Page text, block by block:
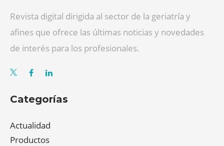
Revista digital dirigida al sector de la geriatría y
afines que ofrece las últimas noticias y novedades
de interés para los profesionales.
Categorías
Actualidad
Productos